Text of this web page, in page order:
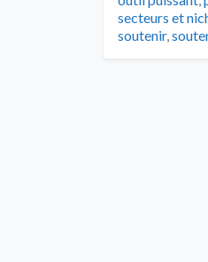
secteurs et
soutenir,